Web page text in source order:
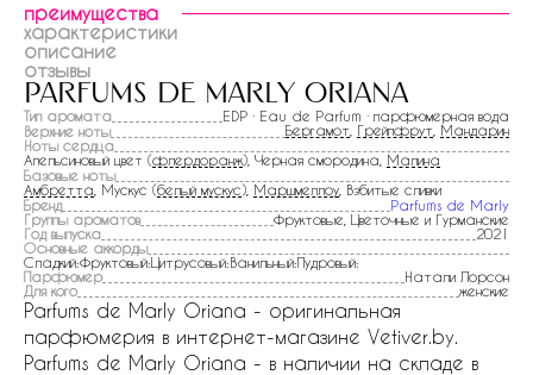
преимущества
характеристики
описание
отзывы
parfums de marly oriana
Тип аромата
EDP · Eau de Parfum · парфюмерная вода
Верхние ноты
Бергамот Грейпфрут Мандарин
Ноты сердца
Апельсиновый цвет (флердоранж), Черная смородина, Малина
Базовые ноты
Амбретта , Мускус (белый мускус), Маршмеллоу , Взбитые сливки
Бренд
Parfums de Marly
Группы ароматов
Фруктовые, Цветочные и Гурманские
Год выпуска
2021
Основные аккорды
Сладкий:Фруктовый:Цитрусовый:Ванильный:Пудровый:
Парфюмер
Натали Лорсон
Для кого
женские
Parfums de Marly Oriana - оригинальная
парфюмерия в интернет-магазине Vetiver.by.
Parfums de Marly Oriana - в наличии на складе в